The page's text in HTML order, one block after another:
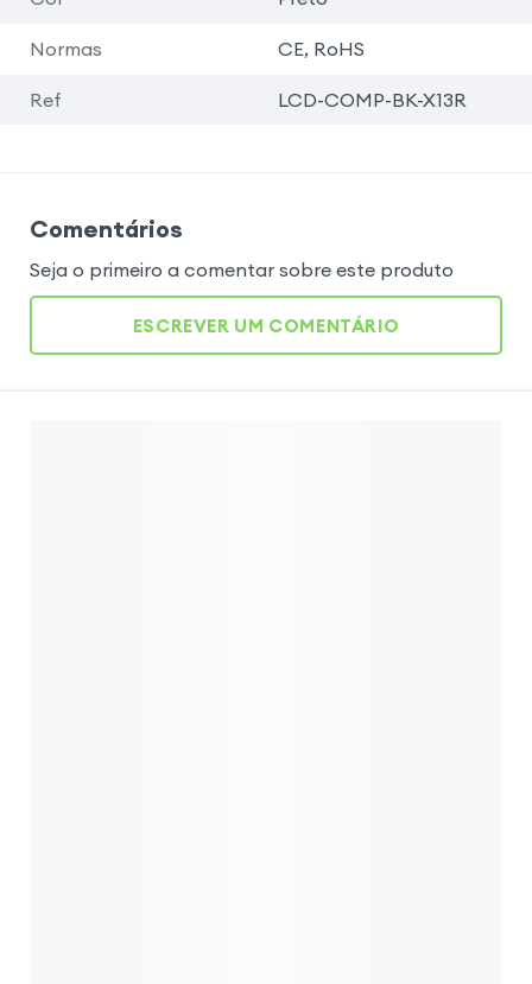
Normas CE, RoHS
Ref LCD-COMP-BK-X13R
Comentários
Seja o primeiro a comentar sobre este produto
ESCREVER UM COMENTÁRIO